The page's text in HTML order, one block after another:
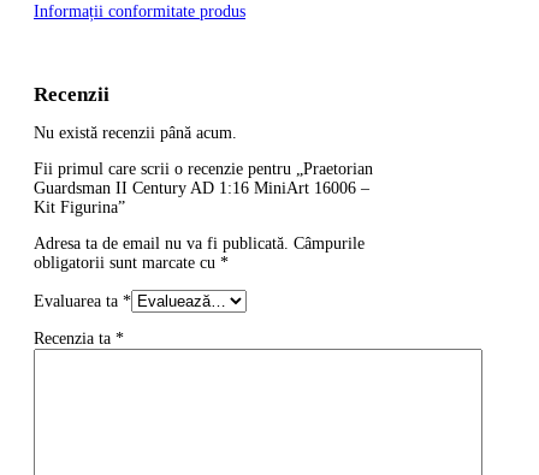
Informații conformitate produs
Recenzii
Nu există recenzii până acum.
Fii primul care scrii o recenzie pentru „Praetorian
Guardsman II Century AD 1:16 MiniArt 16006 –
Kit Figurina”
Adresa ta de email nu va fi publicată. Câmpurile
obligatorii sunt marcate cu *
Evaluarea ta *
Recenzia ta *